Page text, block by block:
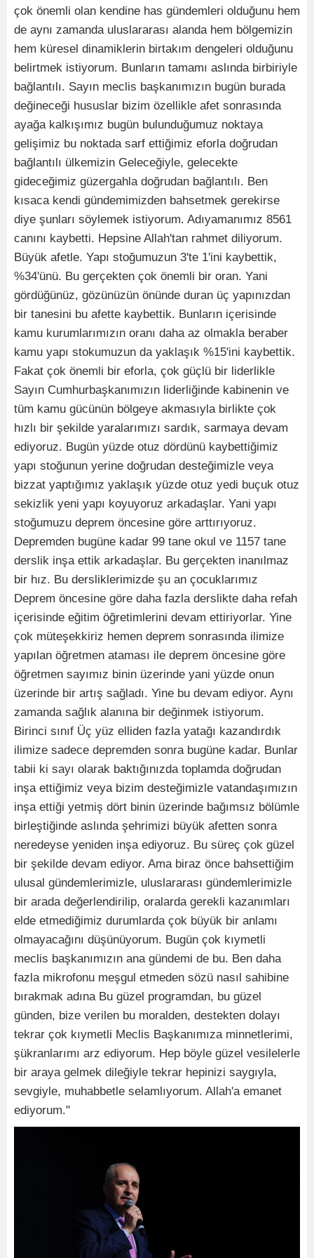
çok önemli olan kendine has gündemleri olduğunu hem
de aynı zamanda uluslararası alanda hem bölgemizin
hem küresel dinamiklerin birtakım dengeleri olduğunu
belirtmek istiyorum. Bunların tamamı aslında birbiriyle
bağlantılı. Sayın meclis başkanımızın bugün burada
değineceği hususlar bizim özellikle afet sonrasında
ayağa kalkışımız bugün bulunduğumuz noktaya
gelişimiz bu noktada sarf ettiğimiz eforla doğrudan
bağlantılı ülkemizin Geleceğiyle, gelecekte
gideceğimiz güzergahla doğrudan bağlantılı. Ben
kısaca kendi gündemimizden bahsetmek gerekirse
diye şunları söylemek istiyorum. Adıyamanımız 8561
canını kaybetti. Hepsine Allah'tan rahmet diliyorum.
Büyük afetle. Yapı stoğumuzun 3'te 1'ini kaybettik,
%34'ünü. Bu gerçekten çok önemli bir oran. Yani
gördüğünüz, gözünüzün önünde duran üç yapınızdan
bir tanesini bu afette kaybettik. Bunların içerisinde
kamu kurumlarımızın oranı daha az olmakla beraber
kamu yapı stokumuzun da yaklaşık %15'ini kaybettik.
Fakat çok önemli bir eforla, çok güçlü bir liderlikle
Sayın Cumhurbaşkanımızın liderliğinde kabinenin ve
tüm kamu gücünün bölgeye akmasıyla birlikte çok
hızlı bir şekilde yaralarımızı sardık, sarmaya devam
ediyoruz. Bugün yüzde otuz dördünü kaybettiğimiz
yapı stoğunun yerine doğrudan desteğimizle veya
bizzat yaptığımız yaklaşık yüzde otuz yedi buçuk otuz
sekizlik yeni yapı koyuyoruz arkadaşlar. Yani yapı
stoğumuzu deprem öncesine göre arttırıyoruz.
Depremden bugüne kadar 99 tane okul ve 1157 tane
derslik inşa ettik arkadaşlar. Bu gerçekten inanılmaz
bir hız. Bu dersliklerimizde şu an çocuklarımız
Deprem öncesine göre daha fazla derslikte daha refah
içerisinde eğitim öğretimlerini devam ettiriyorlar. Yine
çok müteşekkiriz hemen deprem sonrasında ilimize
yapılan öğretmen ataması ile deprem öncesine göre
öğretmen sayımız binin üzerinde yani yüzde onun
üzerinde bir artış sağladı. Yine bu devam ediyor. Aynı
zamanda sağlık alanına bir değinmek istiyorum.
Birinci sınıf Üç yüz elliden fazla yatağı kazandırdık
ilimize sadece depremden sonra bugüne kadar. Bunlar
tabii ki sayı olarak baktığınızda toplamda doğrudan
inşa ettiğimiz veya bizim desteğimizle vatandaşımızın
inşa ettiği yetmiş dört binin üzerinde bağımsız bölümle
birleştiğinde aslında şehrimizi büyük afetten sonra
neredeyse yeniden inşa ediyoruz. Bu süreç çok güzel
bir şekilde devam ediyor. Ama biraz önce bahsettiğim
ulusal gündemlerimizle, uluslararası gündemlerimizle
bir arada değerlendirilip, oralarda gerekli kazanımları
elde etmediğimiz durumlarda çok büyük bir anlamı
olmayacağını düşünüyorum. Bugün çok kıymetli
meclis başkanımızın ana gündemi de bu. Ben daha
fazla mikrofonu meşgul etmeden sözü nasıl sahibine
bırakmak adına Bu güzel programdan, bu güzel
günden, bize verilen bu moralden, destekten dolayı
tekrar çok kıymetli Meclis Başkanımıza minnetlerimi,
şükranlarımı arz ediyorum. Hep böyle güzel vesilelerle
bir araya gelmek dileğiyle tekrar hepinizi saygıyla,
sevgiyle, muhabbetle selamlıyorum. Allah'a emanet
ediyorum."